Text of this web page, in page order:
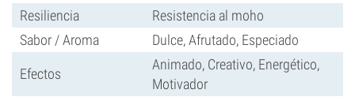
Resiliencia
Resistencia al moho
Sabor / Aroma
Dulce, Afrutado, Especiado
Efectos
Animado, Creativo, Energético,
Motivador